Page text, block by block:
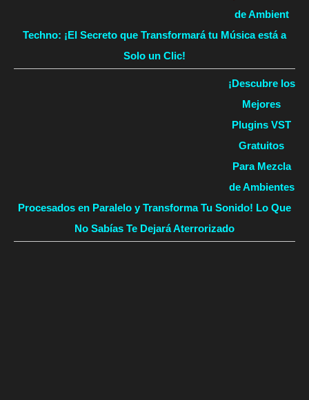
de Ambient
Techno: ¡El Secreto que Transformará tu Música está a
Solo un Clic!
¡Descubre los
Mejores
Plugins VST
Gratuitos
Para Mezcla
de Ambientes
Procesados en Paralelo y Transforma Tu Sonido! Lo Que
No Sabías Te Dejará Aterrorizado